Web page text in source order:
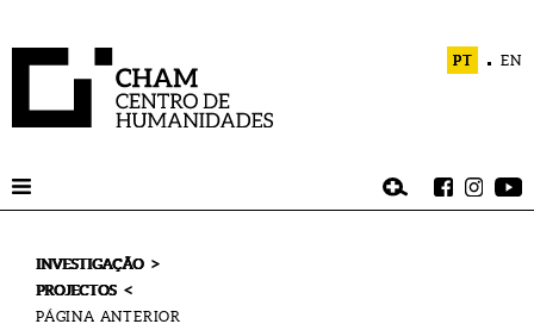
PT EN
INVESTIGAÇÃO >
PROJECTOS <